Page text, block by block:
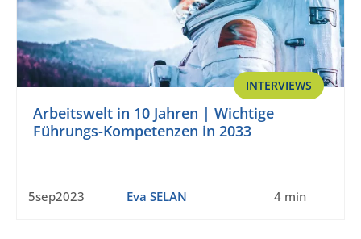
INTERVIEWS
Arbeitswelt in 10 Jahren | Wichtige
Führungs-Kompetenzen in 2033
5sep2023 Eva SELAN 4 min